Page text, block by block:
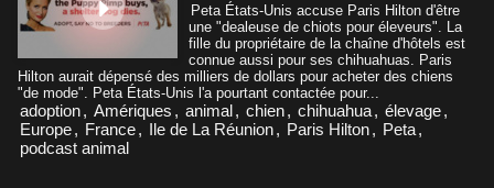
Peta États-Unis accuse Paris Hilton d'être
une "dealeuse de chiots pour éleveurs". La
fille du propriétaire de la chaîne d'hôtels est
connue aussi pour ses chihuahuas. Paris
Hilton aurait dépensé des milliers de dollars pour acheter des chiens
"de mode". Peta États-Unis l'a pourtant contactée pour...
adoption, Amériques , animal, chien, chihuahua, élevage,
Europe, France, Ile de La Réunion, Paris Hilton, Peta,
podcast animal